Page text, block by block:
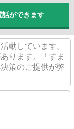
話ができます
動しています。
ります。「すま
策のご提供が弊